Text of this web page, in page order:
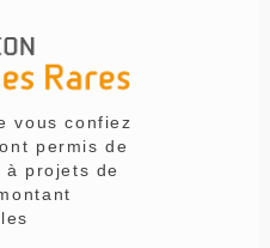
confiez
permis de
à projets de